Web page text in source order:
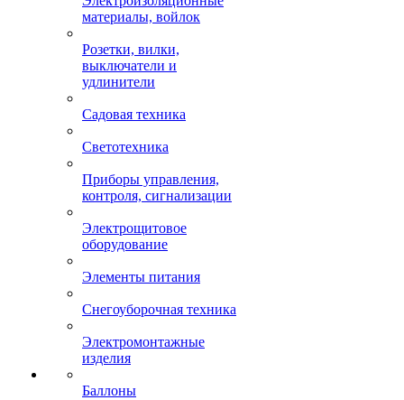
материалы, войлок
Розетки, вилки,
выключатели и
удлинители
Садовая техника
Светотехника
Приборы управления,
контроля, сигнализации
Электрощитовое
оборудование
Элементы питания
Снегоуборочная техника
Электромонтажные
изделия
Баллоны